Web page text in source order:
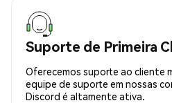
Suporte de Primeira
Oferecemos suporte ao cliente
equipe de suporte em nossas
Discord é altamente ativa.